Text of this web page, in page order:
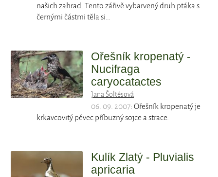
našich zahrad. Tento zářivě vybarvený druh ptáka s
černými částmi těla si…
Ořešník kropenatý -
Nucifraga
caryocatactes
Jana Šoltésová
06. 09. 2007: Ořešník kropenatý je
krkavcovitý pěvec příbuzný sojce a strace.
Kulík Zlatý - Pluvialis
apricaria